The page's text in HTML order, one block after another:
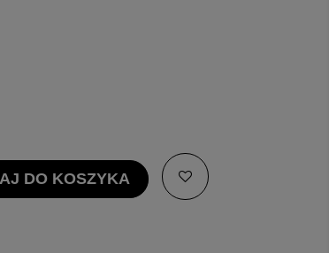
DO KOSZYKA